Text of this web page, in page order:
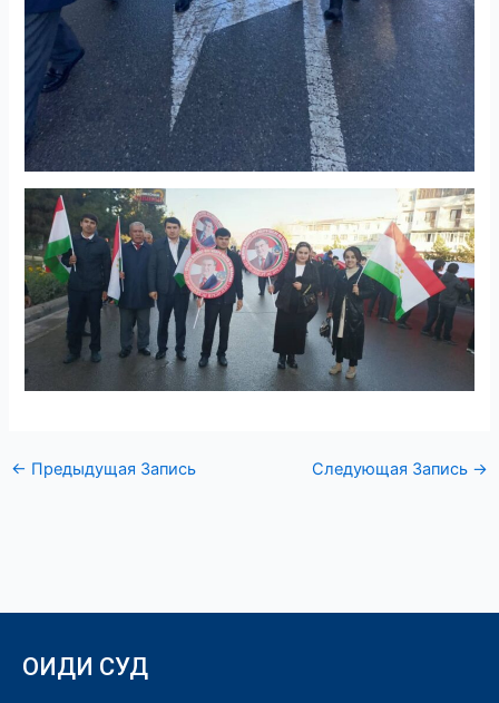
← Предыдущая Запись Следующая Запись →
ОИДИ СУД